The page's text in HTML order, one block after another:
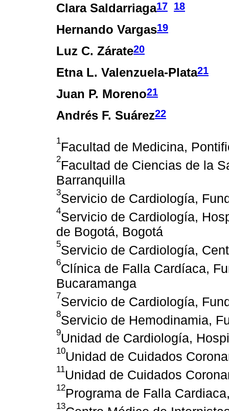
Clara Saldarriaga17 18
Hernando Vargas19
Luz C. Zárate20
Etna L. Valenzuela-Plata21
Juan P. Moreno21
Andrés F. Suárez22
1Facultad de Medicina,
2Facultad de Ciencias de la
Barranquilla
3Servicio de Cardiología,
4Servicio de Cardiología,
de Bogotá, Bogotá
5Servicio de Cardiología,
6Clínica de Falla Cardíaca,
Bucaramanga
7Servicio de Cardiología,
8Servicio de Hemodinamia,
9Unidad de Cardiología,
10Unidad de Cuidados
11Unidad de Cuidados
12Programa de Falla
13